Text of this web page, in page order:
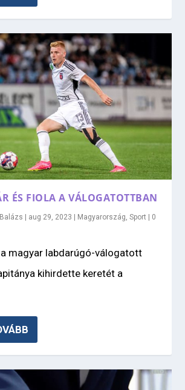
ÉS FIOLA A VÁLOGATOTTBAN
| aug 29, 2023 | Magyarország ,Sport | 0
magyar labdarúgó-válogatott
kihirdette keretét a